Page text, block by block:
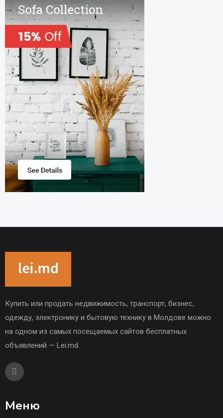
Купить или продать недвижимость, транспорт, бизнес,
одежду, электронику и бытовую технику в Молдове можно
на одном из самых посещаемых сайтов бесплатных
объявлений — Lei.md.
Меню